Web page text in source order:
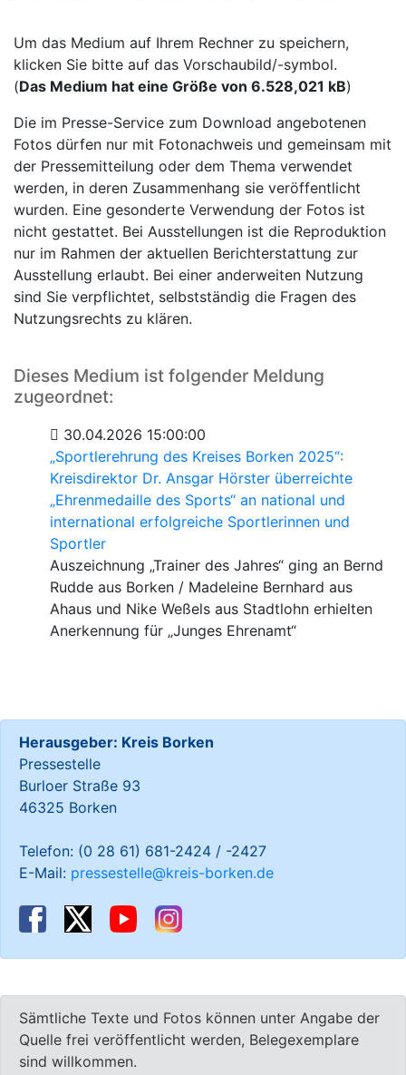
Um das Medium auf Ihrem Rechner zu speichern,
klicken Sie bitte auf das Vorschaubild/-symbol.
(Das Medium hat eine Größe von 6.528,021 kB)
Die im Presse-Service zum Download angebotenen
Fotos dürfen nur mit Fotonachweis und gemeinsam mit
der Pressemitteilung oder dem Thema verwendet
werden, in deren Zusammenhang sie veröffentlicht
wurden. Eine gesonderte Verwendung der Fotos ist
nicht gestattet. Bei Ausstellungen ist die Reproduktion
nur im Rahmen der aktuellen Berichterstattung zur
Ausstellung erlaubt. Bei einer anderweiten Nutzung
sind Sie verpflichtet, selbstständig die Fragen des
Nutzungsrechts zu klären.
Dieses Medium ist folgender Meldung
zugeordnet:
30.04.2026 15:00:00
„Sportlerehrung des Kreises Borken 2025“:
Kreisdirektor Dr. Ansgar Hörster überreichte
„Ehrenmedaille des Sports“ an national und
international erfolgreiche Sportlerinnen und
Sportler
Auszeichnung „Trainer des Jahres“ ging an Bernd
Rudde aus Borken / Madeleine Bernhard aus
Ahaus und Nike Weßels aus Stadtlohn erhielten
Anerkennung für „Junges Ehrenamt“
Herausgeber: Kreis Borken
Pressestelle
Burloer Straße 93
46325 Borken
Telefon: (0 28 61) 681-2424 / -2427
E-Mail: pressestelle@kreis-borken.de
Sämtliche Texte und Fotos können unter Angabe der
Quelle frei veröffentlicht werden, Belegexemplare
sind willkommen.